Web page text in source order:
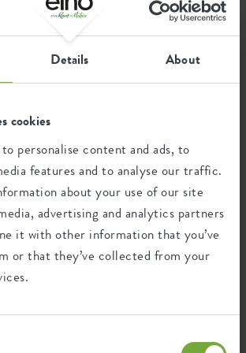
Details About
cookies
personalise content and ads, to
features and to analyse our traffic.
about your use of our site
advertising and analytics partners
it with other information that you’ve
or that they’ve collected from your
Garantie
99 Jahre
Fußabdruck
Durchschnittliche CO2-Emission